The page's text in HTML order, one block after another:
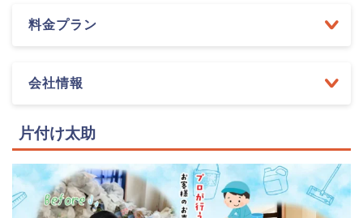
料金プラン
会社情報
片付け太助